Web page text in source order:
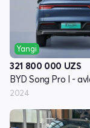
Yangi
321 800 000 UZS
2024